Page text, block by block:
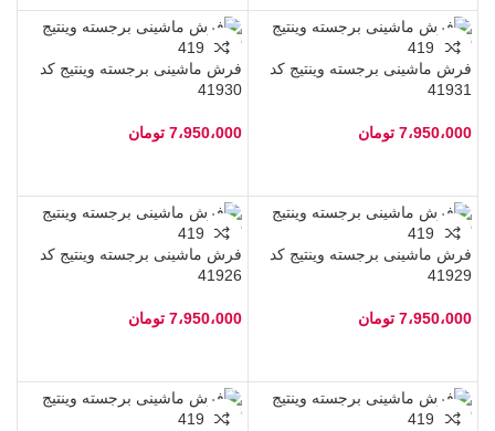
فرش ماشینی برجسته وینتیج کد
41931
7،950،000 تومان
فرش ماشینی برجسته وینتیج کد
41930
7،950،000 تومان
فرش ماشینی برجسته وینتیج کد
41929
7،950،000 تومان
فرش ماشینی برجسته وینتیج کد
41926
7،950،000 تومان